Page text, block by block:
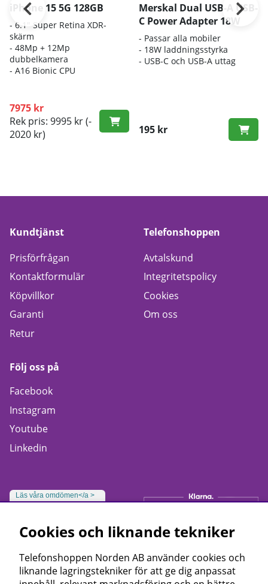
iPhone 15 5G 128GB
- 6.1" Super Retina XDR-
skärm
- 48Mp + 12Mp
dubbelkamera
- A16 Bionic CPU
7975 kr
Rek pris: 9995 kr(-
2020 kr)
Merskal Dual USB-A USB-
C Power Adapter 18W
- Passar alla mobiler
- 18W laddningsstyrka
- USB-C och USB-A uttag
195 kr
Kundtjänst
Prisförfrågan
Kontaktformulär
Köpvillkor
Garanti
Retur
Telefonshoppen
Avtalskund
Integritetspolicy
Cookies
Om oss
Följ oss på
Facebook
Instagram
Youtube
Linkedin
Läs våra omdömen</a >
Cookies och liknande tekniker
Telefonshoppen Norden AB använder cookies och
liknande lagringstekniker för att ge dig anpassat